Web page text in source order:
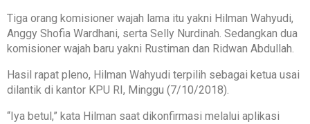
Tiga orang komisioner wajah lama itu yakni Hilman Wahyudi,
Anggy Shofia Wardhani, serta Selly Nurdinah. Sedangkan dua
komisioner wajah baru yakni Rustiman dan Ridwan Abdullah.
Hasil rapat pleno, Hilman Wahyudi terpilih sebagai ketua usai
dilantik di kantor KPU RI, Minggu (7/10/2018).
“Iya betul,” kata Hilman saat dikonfirmasi melalui aplikasi